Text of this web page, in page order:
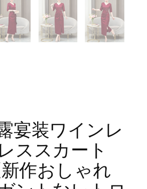
宴装ワインレ
ススカート
作おしゃれ